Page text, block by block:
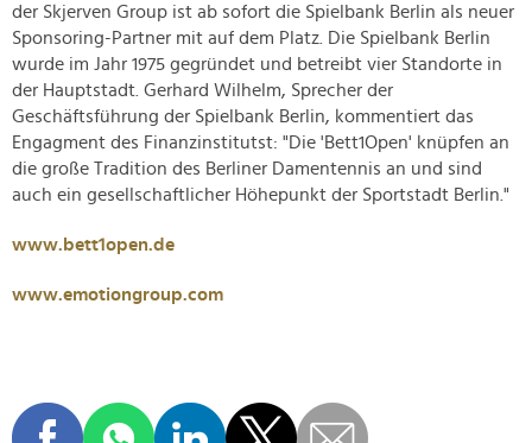
der Skjerven Group ist ab sofort die Spielbank Berlin als neuer
Sponsoring-Partner mit auf dem Platz. Die Spielbank Berlin
wurde im Jahr 1975 gegründet und betreibt vier Standorte in
der Hauptstadt. Gerhard Wilhelm, Sprecher der
Geschäftsführung der Spielbank Berlin, kommentiert das
Engagment des Finanzinstitutst: "Die 'Bett1Open' knüpfen an
die große Tradition des Berliner Damentennis an und sind
auch ein gesellschaftlicher Höhepunkt der Sportstadt Berlin."
www.bett1open.de
www.emotiongroup.com